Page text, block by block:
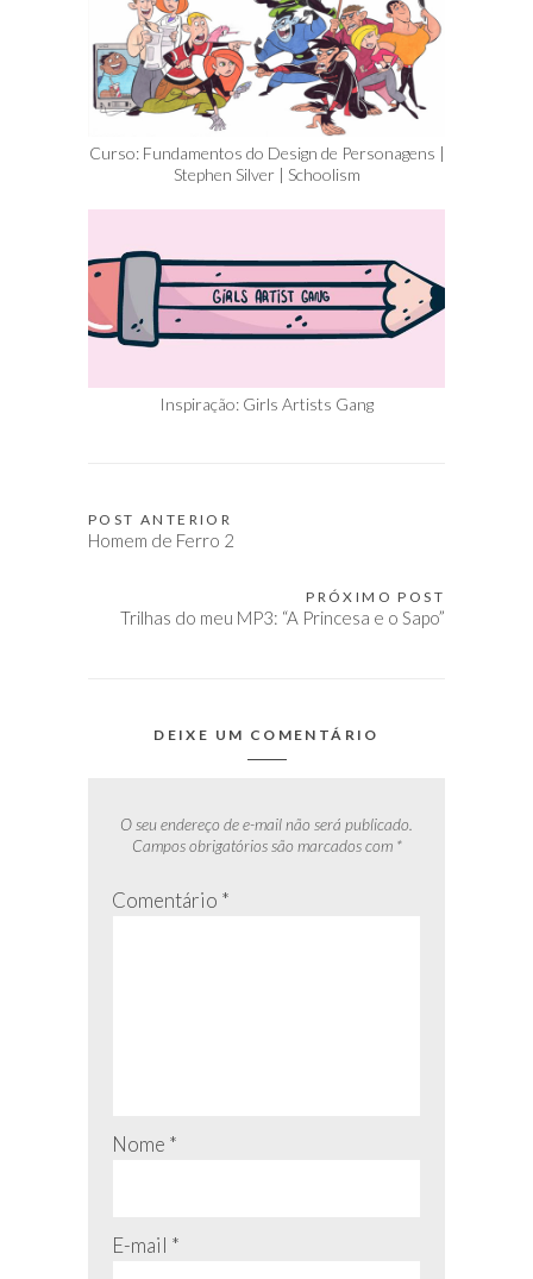
Curso: Fundamentos do Design de Personagens |
Stephen Silver | Schoolism
Inspiração: Girls Artists Gang
Navegação
POST ANTERIOR
Homem de Ferro 2
PRÓXIMO POST
Trilhas do meu MP3: “A Princesa e o Sapo”
DEIXE UM COMENTÁRIO
O seu endereço de e-mail não será publicado.
Campos obrigatórios são marcados com *
Comentário *
Nome *
E-mail *